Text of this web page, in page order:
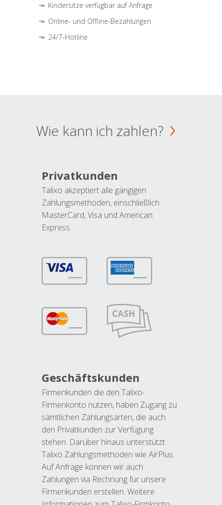
Kindersitze verfügbar auf Anfrage
Online- und Offline-Bezahlungen
24/7-Hotline
Wie kann ich zahlen?
Privatkunden
Talixo akzeptiert alle gängigen
Zahlungsmethoden, einschließlich
MasterCard, Visa und American
Express.
Geschäftskunden
Firmenkunden die den Talixo-
Firmenkonto nutzen, haben Zugang zu
sämtlichen Zahlungsarten, die auch
den Privatkunden zur Verfügung
stehen. Darüber hinaus unterstützt
Talixo Zahlungsmethoden wie AirPlus.
Auf Anfrage können wir auch
Zahlungen via Rechnung für unsere
Firmenkunden erstellen. Weitere